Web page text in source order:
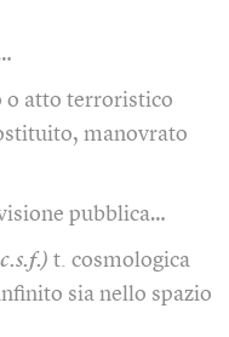
o atto terroristico
manovrato
pubblica…
t. cosmologica
sia nello spazio